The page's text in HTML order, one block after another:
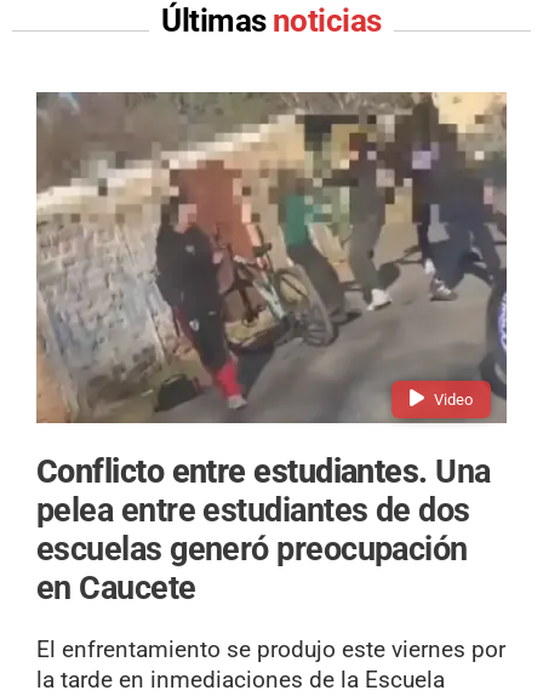
Últimas noticias
Video
Conflicto entre estudiantes. Una
pelea entre estudiantes de dos
escuelas generó preocupación
en Caucete
El enfrentamiento se produjo este viernes por
la tarde en inmediaciones de la Escuela